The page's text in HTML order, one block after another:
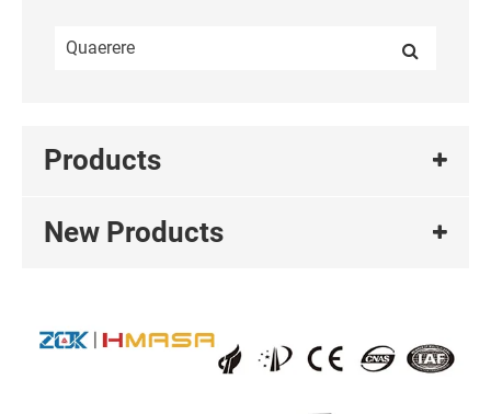
Products
New Products